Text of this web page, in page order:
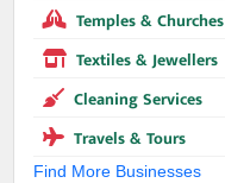
Temples & Churches
Textiles & Jewellers
Cleaning Services
Travels & Tours
Find More Businesses